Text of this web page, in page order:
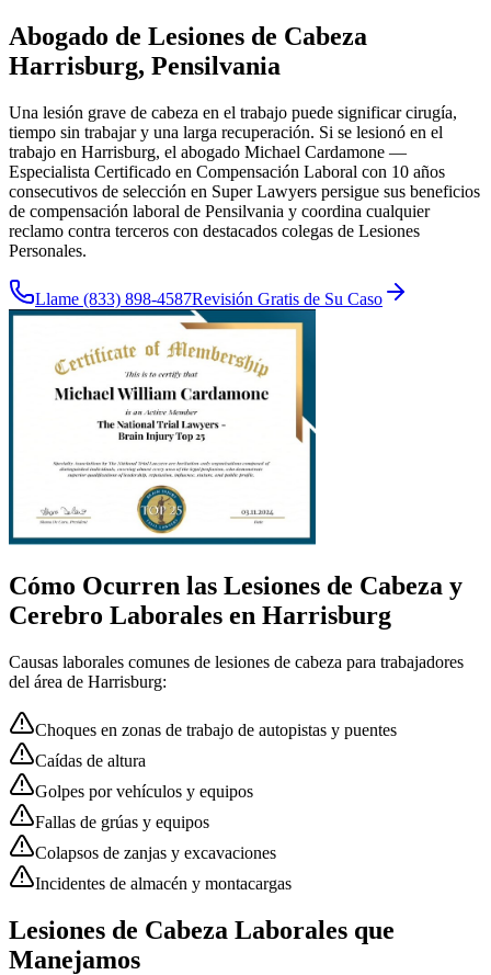
Abogado de Lesiones de Cabeza
Harrisburg, Pensilvania
Una lesión grave de cabeza en el trabajo puede significar cirugía,
tiempo sin trabajar y una larga recuperación. Si se lesionó en el
trabajo en Harrisburg, el abogado Michael Cardamone —
Especialista Certificado en Compensación Laboral con 10 años
consecutivos de selección en Super Lawyers persigue sus beneficios
de compensación laboral de Pensilvania y coordina cualquier
reclamo contra terceros con destacados colegas de Lesiones
Personales.
Llame (833) 898-4587Revisión Gratis de Su Caso
Cómo Ocurren las Lesiones de Cabeza y
Cerebro Laborales en Harrisburg
Causas laborales comunes de lesiones de cabeza para trabajadores
del área de Harrisburg:
Choques en zonas de trabajo de autopistas y puentes
Caídas de altura
Golpes por vehículos y equipos
Fallas de grúas y equipos
Colapsos de zanjas y excavaciones
Incidentes de almacén y montacargas
Lesiones de Cabeza Laborales que
Manejamos